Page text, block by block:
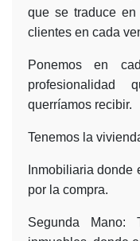
que se traduce
clientes en cada
Ponemos en
querríamos recibir.
Tenemos la
Inmobiliaria donde
por la compra.
Segunda Mano: